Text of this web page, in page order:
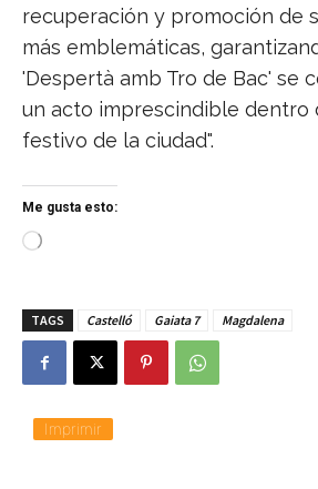
recuperación y promoción de
más emblemáticas,
'Despertà amb Tro de Bac' se
un acto imprescindible dentro
festivo de la ciudad".
Me gusta esto:
C
a
n
d
o
TAGS Castelló Gaiata 7 Magdalena
Imprimir